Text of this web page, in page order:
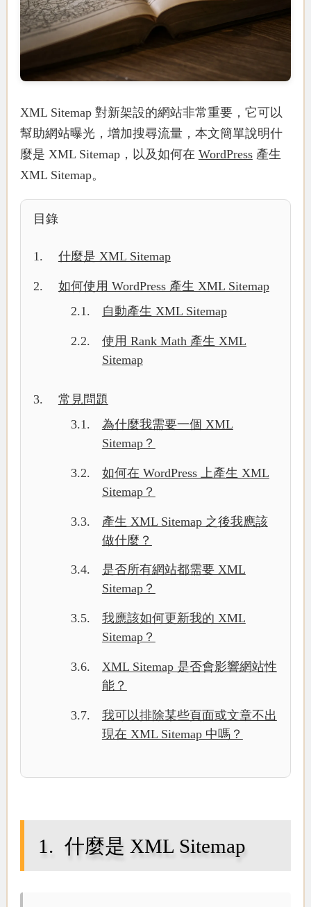
XML Sitemap 對新架設的網站非常重要，它可以
幫助網站曝光，增加搜尋流量，本文簡單說明什
麼是 XML Sitemap，以及如何在 WordPress產生
XML Sitemap。
目錄
什麼是 XML Sitemap
如何使用 WordPress 產生 XML Sitemap
自動產生 XML Sitemap
使用 Rank Math 產生 XML
Sitemap
常見問題
為什麼我需要一個 XML
Sitemap？
如何在 WordPress 上產生 XML
Sitemap？
產生 XML Sitemap 之後我應該
做什麼？
是否所有網站都需要 XML
Sitemap？
我應該如何更新我的 XML
Sitemap？
XML Sitemap 是否會影響網站性
能？
我可以排除某些頁面或文章不出
現在 XML Sitemap 中嗎？
什麼是 XML Sitemap